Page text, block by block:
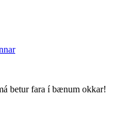
betur fara í bænum okkar!